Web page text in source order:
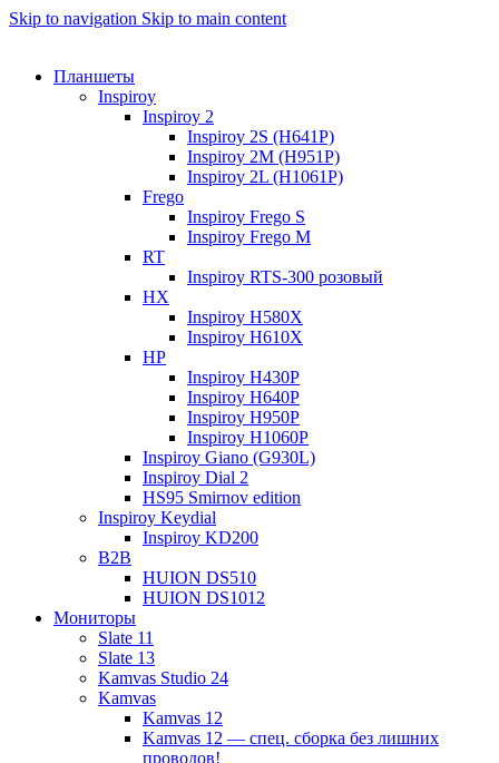
Skip to navigation Skip to main content
Планшеты
Inspiroy
Inspiroy 2
Inspiroy 2S (H641P)
Inspiroy 2M (H951P)
Inspiroy 2L (H1061P)
Frego
Inspiroy Frego S
Inspiroy Frego M
RT
Inspiroy RTS-300 розовый
HX
Inspiroy H580X
Inspiroy H610X
HP
Inspiroy H430P
Inspiroy H640P
Inspiroy H950P
Inspiroy H1060P
Inspiroy Giano (G930L)
Inspiroy Dial 2
HS95 Smirnov edition
Inspiroy Keydial
Inspiroy KD200
B2B
HUION DS510
HUION DS1012
Мониторы
Slate 11
Slate 13
Kamvas Studio 24
Kamvas
Kamvas 12
Kamvas 12 — спец. сборка без лишних
проводов!